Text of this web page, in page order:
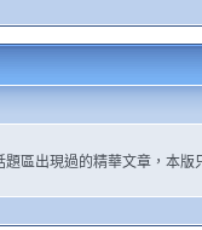
區出現過的精華文章，本版